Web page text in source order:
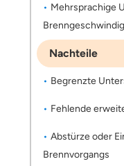
Mehrsprachige
Nachteile
Begrenzte
Fehlende
Abstürze oder
Brennvorgangs